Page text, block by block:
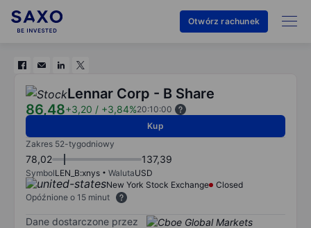
Otwórz rachunek
Lennar Corp - B Share
86,48+3,20 / +3,84%20:10:00
Kup
Zakres 52-tygodniowy
78,02 137,39
SymbolLEN_B:xnys WalutaUSD
New York Stock Exchange
Closed
Opóźnione o 15 minut
Dane dostarczone przez